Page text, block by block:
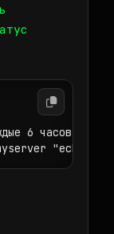
6 часов
myserver "echo